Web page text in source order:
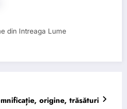
din Intreaga Lume
origine, trăsături